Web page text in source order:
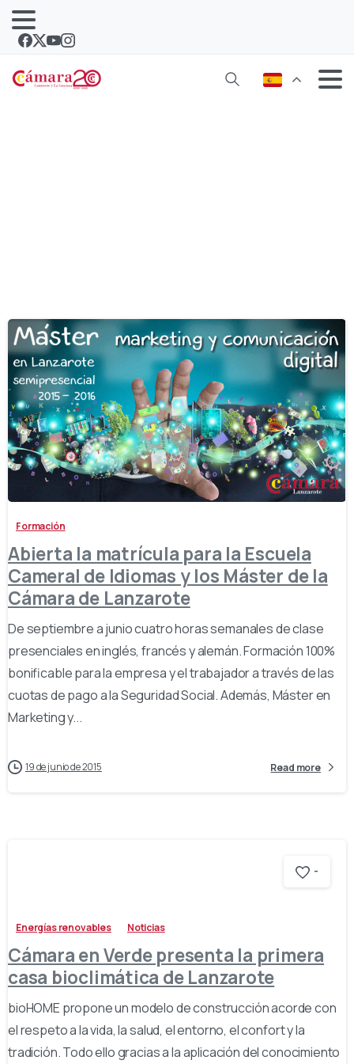
-
Formación
Abierta la matrícula para la Escuela
Cameral de Idiomas y los Máster de la
Cámara de Lanzarote
De septiembre a junio cuatro horas semanales de clase
presenciales en inglés, francés y alemán. Formación 100%
bonificable para la empresa y el trabajador a través de las
cuotas de pago a la Seguridad Social. Además, Máster en
Marketing y...
19 de junio de 2015 Read more
-
Energías renovables Noticias
Cámara en Verde presenta la primera
casa bioclimática de Lanzarote
bioHOME propone un modelo de construcción acorde con
el respeto a la vida, la salud, el entorno, el confort y la
tradición. Todo ello gracias a la aplicación del conocimiento